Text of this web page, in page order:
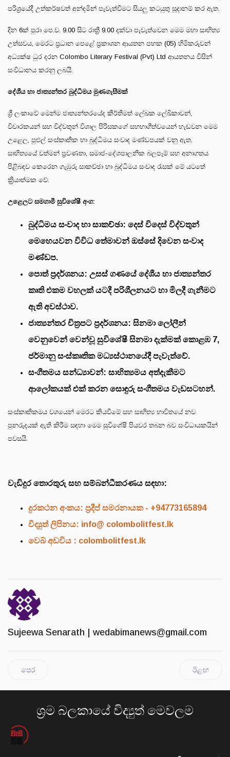
පරිශ්‍රයේදී උත්කර්ෂවත් අන්දමින් පැවැත්වීමට සියලු කටයුතු සූදානම් කර ඇත.
​දින 6ක් පුරා පෙ.ව. 9.00 සිට රාත්‍රී 9.00 දක්වා පැවැත්වෙන මෙම මහා සාහිත්‍ය
උත්සවය, මෙරට ප්‍රධාන පෙළේ ප්‍රකාශන ආයතන පහක (05) හිමිකරුවන්
අධ්‍යක්ෂ ධුර දරන Colombo Literary Festival (Pvt) Ltd ආයතනය විසින්
සංවිධානය කරනු ලබයි.
​දේශීය හා ජාත්‍යන්තර බුද්ධිමය මුණගැසීමක්
​ශ්‍රී ලංකාවේ මෙන්ම ජාත්‍යන්තරයේද කීර්තිමත් ලේඛක ලේඛිකාවන්,
විචාරකයන් සහ විද්වතුන් විශාල පිරිසකගේ සහභාගීත්වයෙන් හැඩවන මෙම
උළෙල, පුළුල් සංස්කෘතික හා බුද්ධිමය සංවාද මණ්ඩපයක් වනු ඇත.
සාහිත්‍යයේ වත්මන් ප්‍රවණතා, සමාජ-දේශපාලනික බලපෑම් සහ අනාගතය
පිළිබඳව කෙරෙන ගැඹුරු සාකච්ඡා හා බුද්ධිමය සංවාද රැසක් මේ යටතේ
ක්‍රියාත්මක වේ.
​උළෙලට සමගාමී සුවිශේෂී අංග:
​බුද්ධිමය සංවාද හා සාකච්ඡා: දෙස් විදෙස් විද්වතුන්
මෙහෙයවන විවිධ තේමාවන් ඔස්සේ දිවෙන සංවාද
මණ්ඩප.
​පොත් ප්‍රදර්ශනය: උසස් ගණයේ දේශීය හා ජාත්‍යන්තර
කෘති එකම වහලක් යටදී පරිශීලනයට හා මිලදී ගැනීමට
ඇති අවස්ථාව.
​ජාත්‍යන්තර චිත්‍රපට ප්‍රදර්ශනය: සිනමා ලෝලීන්
වෙනුවෙන් වෙන්වූ සුවිශේෂී සිනමා දැක්මක් කොළඹ 7,
ජර්මානු සංස්කෘතික මධ්‍යස්ථානයේදී පැවැත්වේ.
​සංගීතමය සන්ධ්‍යාවන්: සාහිත්‍යමය අත්දැකීමට
ආලෝකයක් එක් කරන සොඳුරු සංගීතමය වැඩසටහන්.
සංස්කෘතිකමය වශයෙන් මෙරට කියවීමේ සහ සාහිත්‍ය භාවිතයේ නව
පුනරුදයක් ඇති කිරීම සඳහා මෙම සුවිශේෂී පියවර තබන බව සංවිධායකයින්
පවසයි.
වැඩිදුර තොරතුරු සහ සම්බන්ධීකරණය සඳහා:
​දුරකථන අංකය: ප්‍රදීප් සමරනායක - +94773165894
​විද්‍යුත් ලිපිනය: info@ colombolitfest.lk
​වෙබ් අඩවිය : colombolitfest.lk
Sujeewa Senarath | wedabimanews@gmail.com
පෙර ඊළඟ
ශ්‍රම බලකායේ විද්‍යුත් මෙවලම